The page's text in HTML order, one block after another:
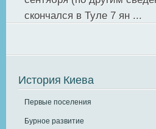
скончался в Туле 7 ян ...
История Киева
Первые поселения
Бурное развитие